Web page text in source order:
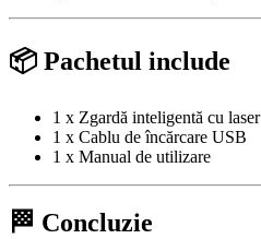
📦 Pachetul include
1 x Zgardă inteligentă cu laser
1 x Cablu de încărcare USB
1 x Manual de utilizare
🏁 Concluzie